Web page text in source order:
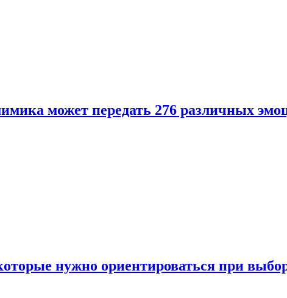
может передать 276 различных
нужно ориентироваться при